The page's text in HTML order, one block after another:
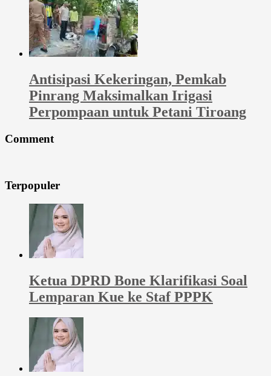
Antisipasi Kekeringan, Pemkab
Pinrang Maksimalkan Irigasi
Perpompaan untuk Petani Tiroang
Comment
Terpopuler
Ketua DPRD Bone Klarifikasi Soal
Lemparan Kue ke Staf PPPK